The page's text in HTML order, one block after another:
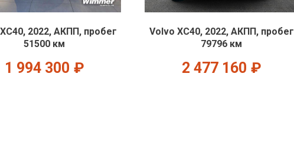
2022, АКПП, пробег
51500 км
1 994 300 ₽
Volvo XC40, 2022, АКПП, пробег
79796 км
2 477 160 ₽